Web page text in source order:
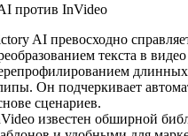
против InVideo
AI превосходно
текста в
Он подчеркивает
сценариев.
известен обширной